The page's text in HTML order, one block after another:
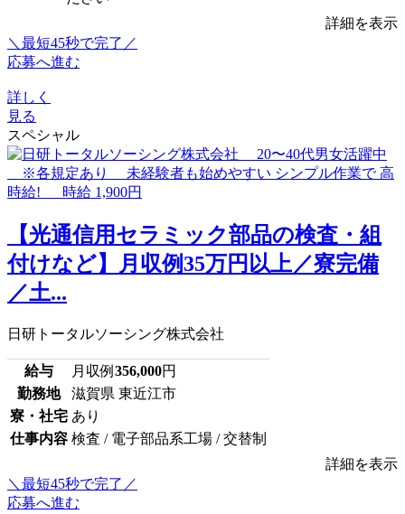
詳細を表示
＼最短45秒で完了／
応募へ進む
詳しく
見る
スペシャル
【光通信用セラミック部品の検査・組
付けなど】月収例35万円以上／寮完備
／土...
日研トータルソーシング株式会社
給与 月収例 356,000円
勤務地
滋賀県 東近江市
寮・社宅 あり
仕事内容 検査 / 電子部品系工場 / 交替制
詳細を表示
＼最短45秒で完了／
応募へ進む